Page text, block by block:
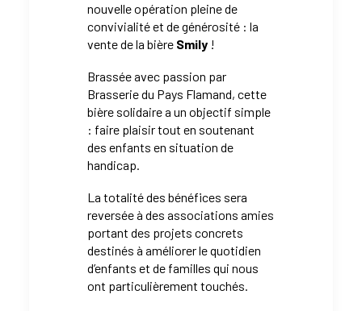
nouvelle opération pleine de
convivialité et de générosité : la
vente de la bière Smily !
Brassée avec passion par
Brasserie du Pays Flamand, cette
bière solidaire a un objectif simple
: faire plaisir tout en soutenant
des enfants en situation de
handicap.
La totalité des bénéfices sera
reversée à des associations amies
portant des projets concrets
destinés à améliorer le quotidien
d’enfants et de familles qui nous
ont particulièrement touchés.